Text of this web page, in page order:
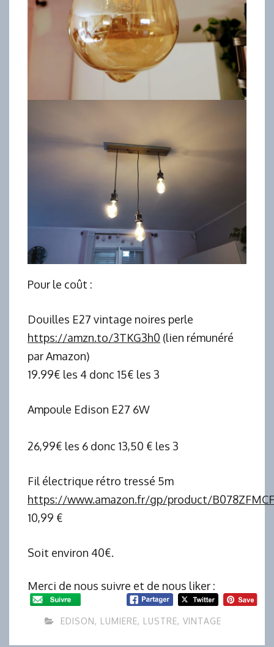
Pour le coût :
Douilles E27 vintage noires perle
https://amzn.to/3TKG3h0 (lien rémunéré
par Amazon)
19.99€ les 4 donc 15€ les 3
Ampoule Edison E27 6W
26,99€ les 6 donc 13,50 € les 3
Fil électrique rétro tressé 5m
https://www.amazon.fr/gp/product/
10,99 €
Soit environ 40€.
Merci de nous suivre et de nous liker :
EDISON, LUMIERE, LUSTRE, VINTAGE